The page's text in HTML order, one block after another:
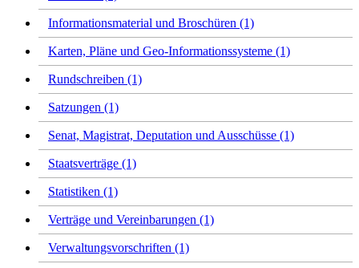
Informationsmaterial und Broschüren (1)
Karten, Pläne und Geo-Informationssysteme (1)
Rundschreiben (1)
Satzungen (1)
Senat, Magistrat, Deputation und Ausschüsse (1)
Staatsverträge (1)
Statistiken (1)
Verträge und Vereinbarungen (1)
Verwaltungsvorschriften (1)